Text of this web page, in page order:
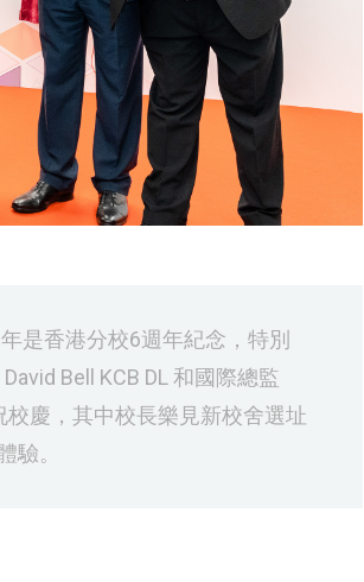
是香港分校6週年紀念，特別
Bell KCB DL 和國際總監
慶，其中校長樂見新校舍選址
驗。